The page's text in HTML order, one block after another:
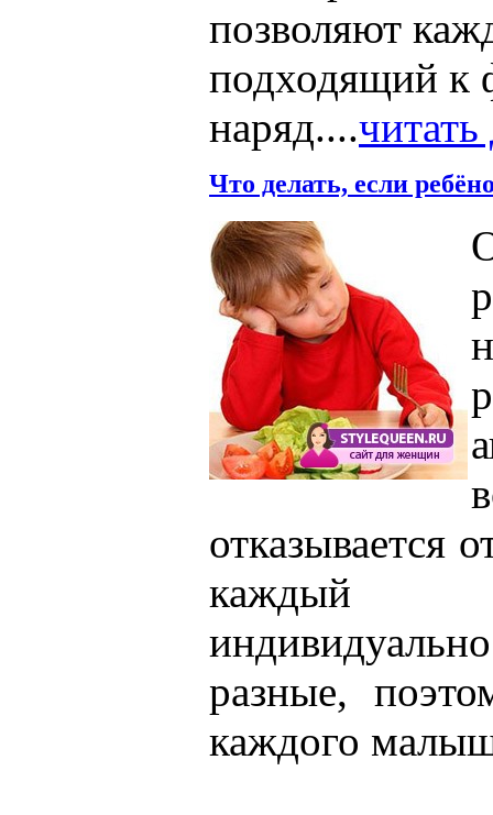
позволяют
подходящий к
наряд....читать
Что делать, если
отказывается
каждый
разные,
каждого